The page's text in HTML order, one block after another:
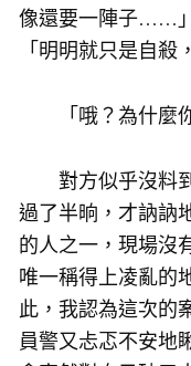
像還要一陣子……
「明明就只是自殺
「哦？為什麼你
對方似乎沒料到
過了半晌，才訥訥
的人之一，現場沒
唯一稱得上凌亂的
此，我認為這次的
員警又忐忑不安地